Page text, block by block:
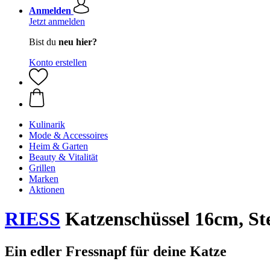
Anmelden
Jetzt anmelden
Bist du neu hier?
Konto erstellen
Kulinarik
Mode & Accessoires
Heim & Garten
Beauty & Vitalität
Grillen
Marken
Aktionen
RIESS Katzenschüssel 16cm,
Ein edler Fressnapf für deine Katze